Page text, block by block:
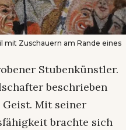
mit Zuschauern am Rande eines
Stubenkünstler.
beschrieben
Mit seiner
brachte sich